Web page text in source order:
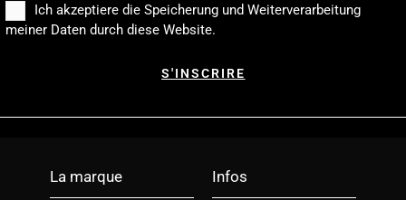
Ich akzeptiere die Speicherung und Weiterverarbeitung
meiner Daten durch diese Website.
La marque Infos